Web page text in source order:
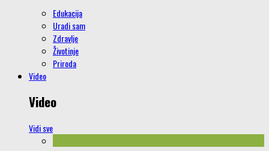
Edukacija
Uradi sam
Zdravlje
Životinje
Priroda
Video
Video
Vidi sve